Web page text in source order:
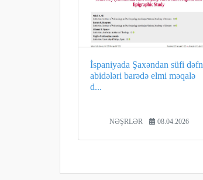
İspaniyada Şaxəndan süfi dəfn
abidələri barədə elmi məqalə
d...
NƏŞRLƏR 08.04.2026